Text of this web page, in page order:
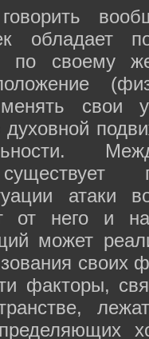
обладает
по своему
свои
духовной
атаки
от него и
может
своих
факторы,